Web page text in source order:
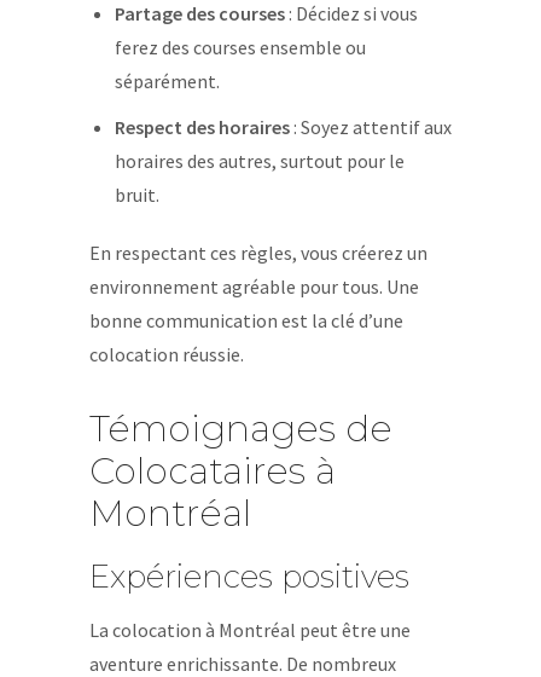
Partage des courses: Décidez si vous
ferez des courses ensemble ou
séparément.
Respect des horaires: Soyez attentif aux
horaires des autres, surtout pour le
bruit.
En respectant ces règles, vous créerez un
environnement agréable pour tous. Une
bonne communication est la clé d’une
colocation réussie.
Témoignages de
Colocataires à
Montréal
Expériences positives
La colocation à Montréal peut être une
aventure enrichissante. De nombreux